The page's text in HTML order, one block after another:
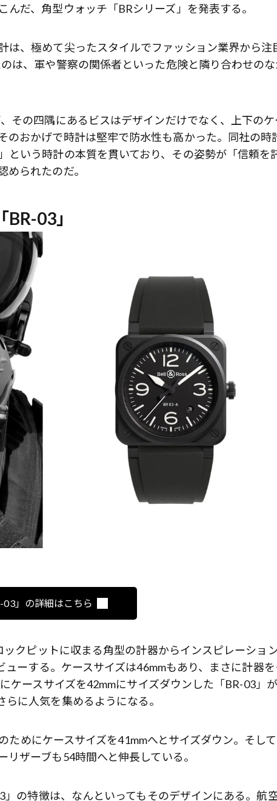
だ、角型ウォッチ「BRシリーズ」を発表する。
は、極めて尖ったスタイルでファッション業界から注
は、軍や警察の関係者といった危険と隣り合わせの
その四隅にあるビスはデザインだけでなく、上下のケ
のおかげで時計は堅牢で防水性も高かった。同社の時
という時計の本質を貫いており、その姿勢が「信頼を
られたのだ。
03」
03」の詳細はこちら
クピットに収まる角型の計器からインスピレーショ
ーする。ケースサイズは46mmもあり、まさに計器を
ケースサイズを42mmにサイズダウンした「BR-03」
に人気を集めるようになる。
ためにケースサイズを41mmへとサイズダウン。そし
ザーブも54時間へと伸長している。
の特徴は、なんといってもそのデザインにある。航